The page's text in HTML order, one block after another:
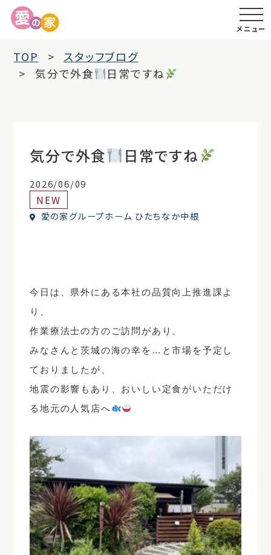
メニュー
TOP
スタッフブログ
気分で外食
日常ですね
気分で外食 日常ですね
2026/06/09
NEW
愛の家グループホーム ひたちなか中根
今日は、県外にある本社の品質向上推進課よ
り、
作業療法士の方のご訪問があり、
みなさんと茨城の海の幸を…と市場を予定し
ておりましたが、
地震の影響もあり、おいしい定食がいただけ
る地元の人気店へ